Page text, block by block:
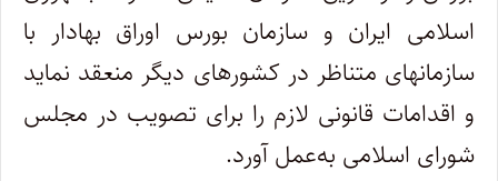
اسلامی ایران و سازمان بورس اوراق بهادار با
سازمانهای متناظر در کشورهای دیگر منعقد نماید
و اقدامات قانونی لازم را برای تصویب در مجلس
شورای اسلامی به‌عمل آورد.